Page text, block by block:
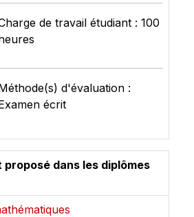
de travail étudiant : 100
d'évaluation :
écrit
proposé dans les diplômes